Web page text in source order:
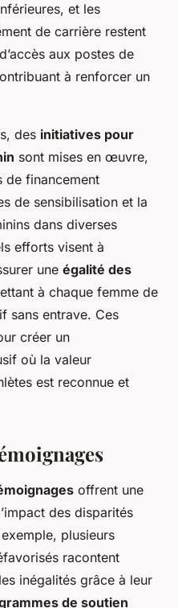
et les
de carrière restent
aux postes de
à renforcer un
des initiatives pour
sont mises en œuvre,
de financement
de sensibilisation et la
dans diverses
efforts visent à
une égalité des
à chaque femme de
sans entrave. Ces
créer un
où la valeur
est reconnue et
offrent une
des disparités
plusieurs
racontent
inégalités grâce à leur
de soutien